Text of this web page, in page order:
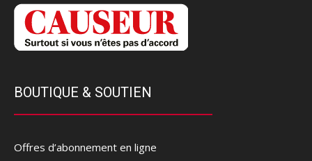
BOUTIQUE & SOUTIEN
Offres d’abonnement en ligne